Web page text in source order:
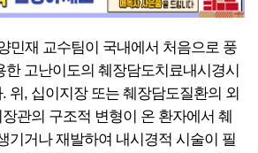
민재 교수팀이 국내에서 처음으로 풍
한 고난이도의 췌장담도치료내시경시
위, 십이지장 또는 췌장담도질환의 외
관의 구조적 변형이 온 환자에서 췌
기거나 재발하여 내시경적 시술이 필